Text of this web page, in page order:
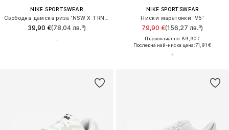
NIKE SPORTSWEAR
Свободна дамска риза 'NSW X TRNG'
39,90 €(78,04 лв.³)
NIKE SPORTSWEAR
Ниски маратонки 'V5'
79,90 €(156,27 лв.³)
Първоначално: 89,90 €
Последна най-ниска цена:71,91 €